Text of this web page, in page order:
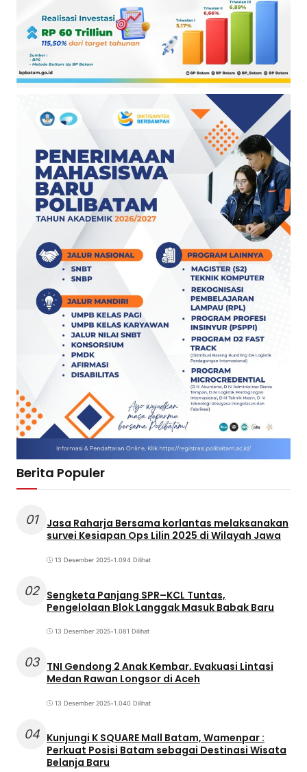
Berita Populer
01
Jasa Raharja Bersama korlantas melaksanakan
survei Kesiapan Ops Lilin 2025 di Wilayah Jawa
13 Desember 2025•1.094 Dilihat
02 Sengketa Panjang SPR–KCL Tuntas,
Pengelolaan Blok Langgak Masuk Babak Baru
13 Desember 2025•1.081 Dilihat
03 TNI Gendong 2 Anak Kembar, Evakuasi Lintasi
Medan Rawan Longsor di Aceh
13 Desember 2025•1.040 Dilihat
04 Kunjungi K SQUARE Mall Batam, Wamenpar :
Perkuat Posisi Batam sebagai Destinasi Wisata
Belanja Baru